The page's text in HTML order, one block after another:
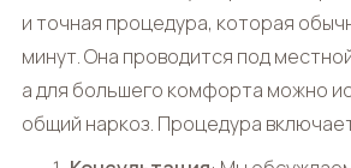
и точная процедура, которая
минут. Она проводится под
а для большего комфорта можно
общий наркоз. Процедура